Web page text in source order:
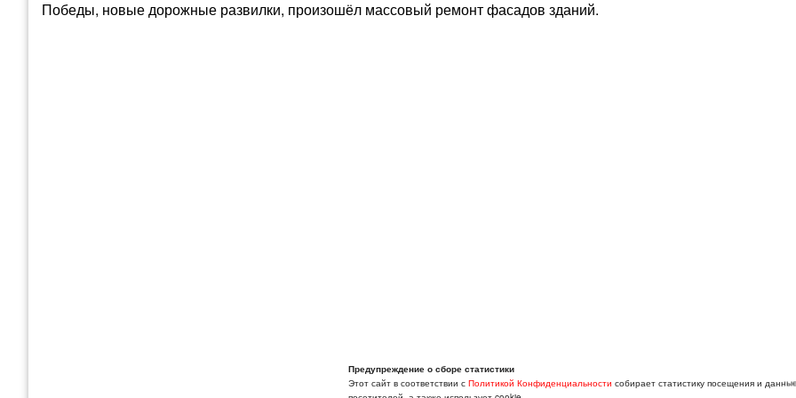
Победы, новые дорожные развилки, произошёл массовый ремонт фасадов зданий.
Предупреждение о сборе статистики
Этот сайт в соответствии с Политикой Конфиденциальности собирает статистику посещения и